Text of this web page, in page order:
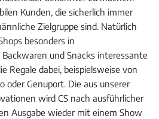
Kunden, die sicherlich immer
Zielgruppe sind. Natürlich
besonders in
und Snacks interessante
Regale dabei, beispielsweise von
oder Genuport. Die aus unserer
wird CS nach ausführlicher
Ausgabe wieder mit einem Show